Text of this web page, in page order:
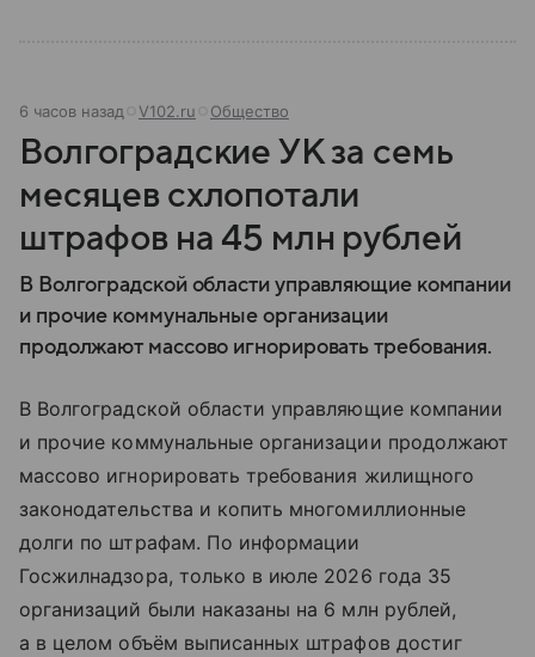
6 часов назад V102.ru Общество
Волгоградские УК за семь
месяцев схлопотали
штрафов на 45 млн рублей
В Волгоградской области управляющие компании
и прочие коммунальные организации
продолжают массово игнорировать требования.
В Волгоградской области управляющие компании
и прочие коммунальные организации продолжают
массово игнорировать требования жилищного
законодательства и копить многомиллионные
долги по штрафам. По информации
Госжилнадзора, только в июле 2026 года 35
организаций были наказаны на 6 млн рублей,
а в целом объём выписанных штрафов достиг